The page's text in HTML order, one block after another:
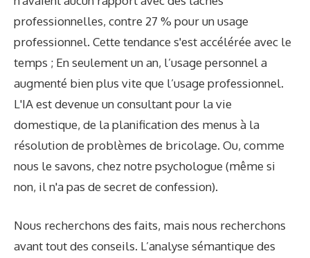
professionnelles, contre 27 % pour un usage
professionnel. Cette tendance s'est accélérée avec le
temps ; En seulement un an, l’usage personnel a
augmenté bien plus vite que l’usage professionnel.
L'IA est devenue un consultant pour la vie
domestique, de la planification des menus à la
résolution de problèmes de bricolage. Ou, comme
nous le savons, chez notre psychologue (même si
non, il n'a pas de secret de confession).
Nous recherchons des faits, mais nous recherchons
avant tout des conseils. L’analyse sémantique des